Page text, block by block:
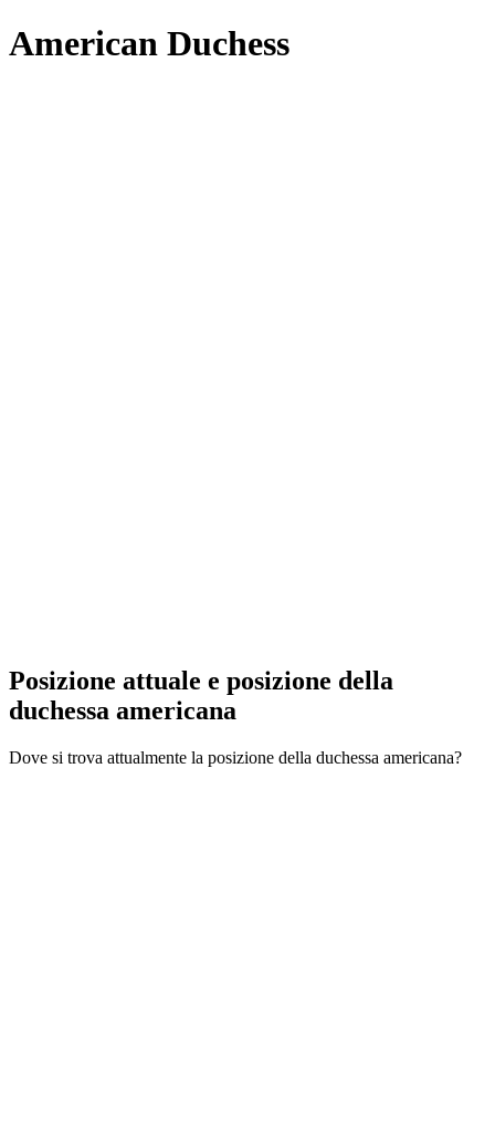
American Duchess
Posizione attuale e posizione della
duchessa americana
Dove si trova attualmente la posizione della duchessa americana?